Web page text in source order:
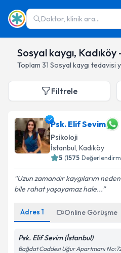
Doktor, klinik ara...
Sosyal kaygı,
Toplam 31 Sosyal kaygı tedavisi
Filtrele
Psk. Elif Sevim
Psikoloji
İstanbul, Kadıköy
5 (1575
Uzun zamandır kaygılarım
bile rahat yaşayamaz hale...
Adres 1 Online Görüşme
Psk. Elif Sevim (İstanbul)
Bağdat Caddesi Uğur Apartmanı